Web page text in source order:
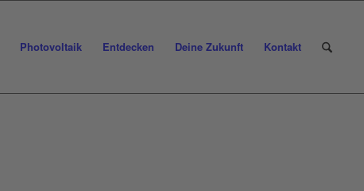
Photovoltaik Entdecken Deine Zukunft Kontakt